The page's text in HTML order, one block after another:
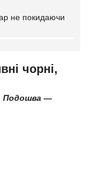
не покидаючи
чорні,
Подошва ―